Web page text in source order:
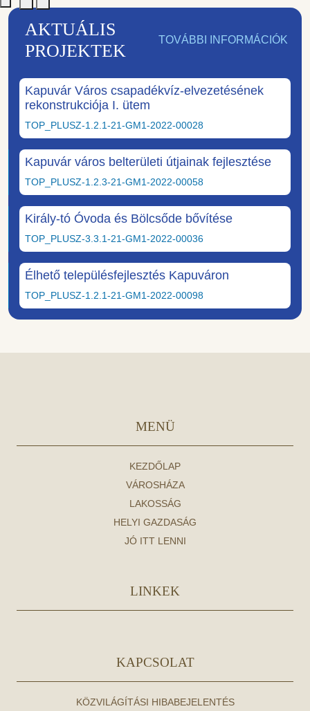
AKTUÁLIS
PROJEKTEK
TOVÁBBI INFORMÁCIÓK
Kapuvár Város csapadékvíz-elvezetésének
rekonstrukciója I. ütem
TOP_PLUSZ-1.2.1-21-GM1-2022-00028
Kapuvár város belterületi útjainak fejlesztése
TOP_PLUSZ-1.2.3-21-GM1-2022-00058
Király-tó Óvoda és Bölcsőde bővítése
TOP_PLUSZ-3.3.1-21-GM1-2022-00036
Élhető településfejlesztés Kapuváron
TOP_PLUSZ-1.2.1-21-GM1-2022-00098
MENÜ
KEZDŐLAP
VÁROSHÁZA
LAKOSSÁG
HELYI GAZDASÁG
JÓ ITT LENNI
LINKEK
KAPCSOLAT
KÖZVILÁGÍTÁSI HIBABEJELENTÉS